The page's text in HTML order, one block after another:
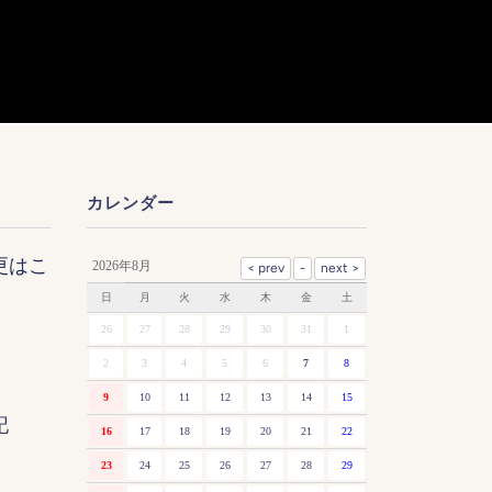
はこ
カレンダー
2026年8月
日 月 火 水 木 金 土
26 27 28 29 30 31 1
2 3 4 5 6 7 8
9 10 11 12 13 14 15
16 17 18 19 20 21 22
23 24 25 26 27 28 29